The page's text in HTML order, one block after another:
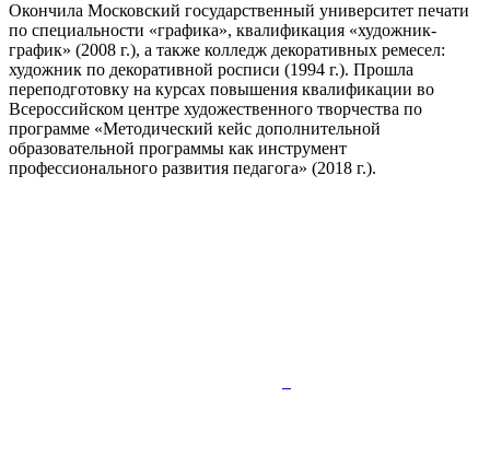
Окончила Московский государственный университет печати
по специальности «графика», квалификация «художник-
график» (2008 г.), а также колледж декоративных ремесел:
художник по декоративной росписи (1994 г.). Прошла
переподготовку на курсах повышения квалификации во
Всероссийском центре художественного творчества по
программе «Методический кейс дополнительной
образовательной программы как инструмент
профессионального развития педагога» (2018 г.).